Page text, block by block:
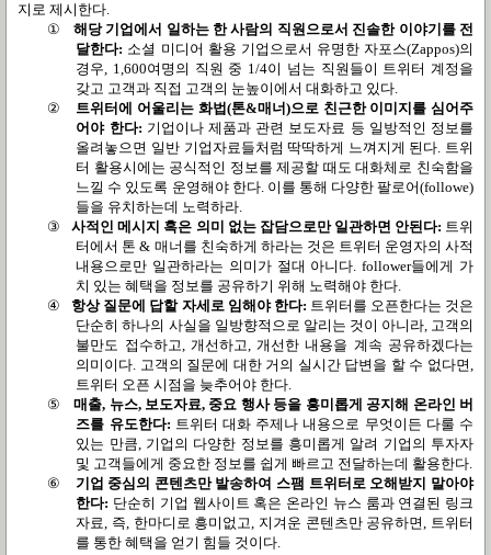
지로 제시한다.
①
해당 기업에서 일하는 한 사람의 직원으로서 진솔한 이야기를 전
달한다: 소셜 미디어 활용 기업으로서 유명한 자포스(Zappos)의
경우, 1,600여명의 직원 중 1/4이 넘는 직원들이 트위터 계정을
갖고 고객과 직접 고객의 눈높이에서 대화하고 있다.
②
트위터에 어울리는 화법 (톤&매너 )으로 친근한 이미지를 심어주
어야 한다: 기업이나 제품과 관련 보도자료 등 일방적인 정보를
올려놓으면 일반 기업자료들처럼 딱딱하게 느껴지게 된다. 트위
터 활용시에는 공식적인 정보를 제공할 때도 대화체로 친숙함을
느낄 수 있도록 운영해야 한다. 이를 통해 다양한 팔로어(followe)
들을 유치하는데 노력하라.
③
사적인 메시지 혹은 의미 없는 잡담으로만 일관하면 안된다: 트위
터에서 톤 & 매너를 친숙하게 하라는 것은 트위터 운영자의 사적
내용으로만 일관하라는 의미가 절대 아니다. follower들에게 가
치 있는 혜택을 정보를 공유하기 위해 노력해야 한다.
④
항상 질문에 답할 자세로 임해야 한다: 트위터를 오픈한다는 것은
단순히 하나의 사실을 일방향적으로 알리는 것이 아니라, 고객의
불만도 접수하고, 개선하고,개선한 내용을 계속 공유하겠다는
의미이다. 고객의 질문에 대한 거의 실시간 답변을 할 수 없다면,
트위터 오픈 시점을 늦추어야 한다.
⑤
매출, 뉴스, 보도자료, 중요 행사 등을 흥미롭게 공지해 온라인 버
즈를 유도한다: 트위터 대화 주제나 내용으로 무엇이든 다룰 수
있는 만큼, 기업의 다양한 정보를 흥미롭게 알려 기업의 투자자
및 고객들에게 중요한 정보를 쉽게 빠르고 전달하는데 활용한다.
⑥
기업 중심의 콘텐츠만 발송하여 스팸 트위터로 오해받지 말아야
한다: 단순히 기업 웹사이트 혹은 온라인 뉴스 룸과 연결된 링크
자료, 즉, 한마디로 흥미없고, 지겨운 콘텐츠만 공유하면, 트위터
를 통한 혜택을 얻기 힘들 것이다.